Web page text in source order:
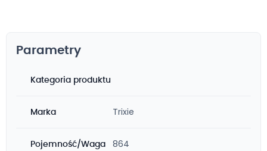
Parametry
Kategoria produktu
Marka Trixie
Pojemność/Waga
864